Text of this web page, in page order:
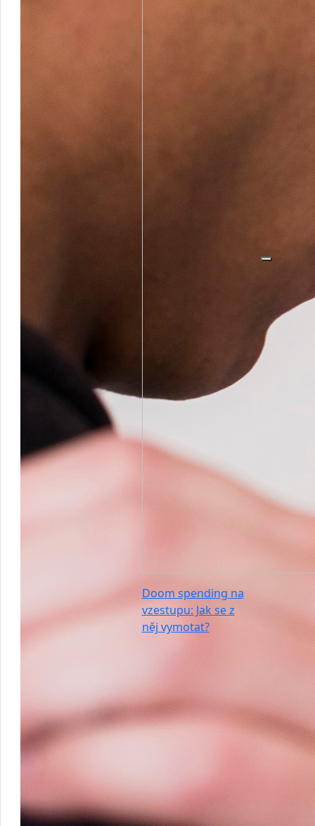
Doom spending na
vzestupu: Jak se z
něj vymotat?